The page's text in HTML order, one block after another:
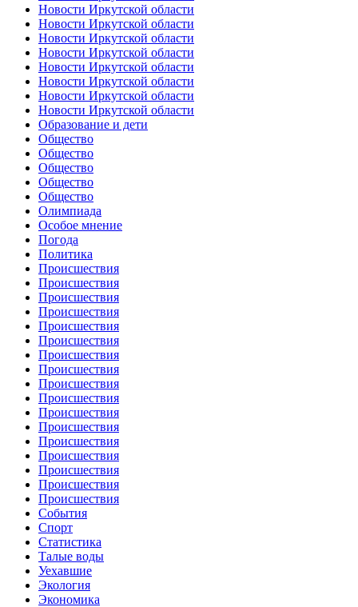
Новости Иркутской области
Новости Иркутской области
Новости Иркутской области
Новости Иркутской области
Новости Иркутской области
Новости Иркутской области
Новости Иркутской области
Новости Иркутской области
Образование и дети
Общество
Общество
Общество
Общество
Общество
Олимпиада
Особое мнение
Погода
Политика
Происшествия
Происшествия
Происшествия
Происшествия
Происшествия
Происшествия
Происшествия
Происшествия
Происшествия
Происшествия
Происшествия
Происшествия
Происшествия
Происшествия
Происшествия
Происшествия
Происшествия
События
Спорт
Статистика
Талые воды
Уехавшие
Экология
Экономика